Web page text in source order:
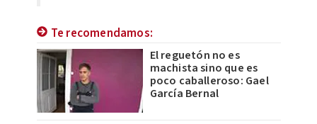
Te recomendamos:
El reguetón no es
machista sino que es
poco caballeroso: Gael
García Bernal